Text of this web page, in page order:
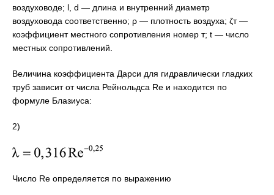
воздуховоде; l, d — длина и внутренний диаметр
воздуховода соответственно; ρ — плотность воздуха; ζт —
коэффициент местного сопротивления номер т; t — число
местных сопротивлений.
Величина коэффициента Дарси для гидравлически гладких
труб зависит от числа Рейнольдса Re и находится по
формуле Блазиуса:
2)
Число Re определяется по выражению